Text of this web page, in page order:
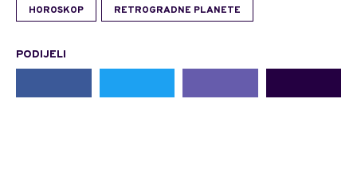
HOROSKOP RETROGRADNE PLANETE
PODIJELI